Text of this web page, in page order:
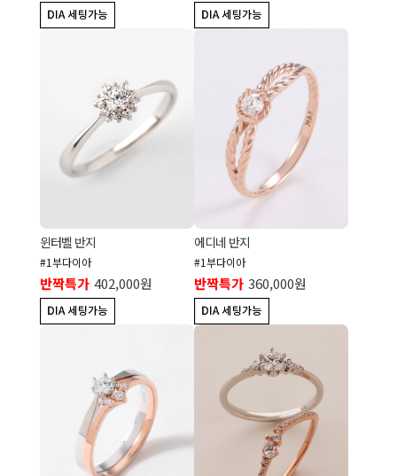
윈터벨 반지
#1부다이아
반짝특가 402,000원
에디네 반지
#1부다이아
반짝특가 360,000원